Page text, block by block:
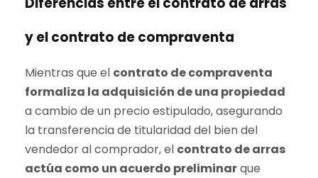
y el contrato de compraventa
Mientras que el contrato de compraventa
formaliza la adquisición de una propiedad
a cambio de un precio estipulado, asegurando
la transferencia de titularidad del bien del
vendedor al comprador, el contrato de arras
actúa como un acuerdo preliminarque